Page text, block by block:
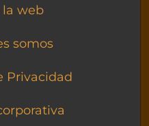
la web
somos
Privacidad